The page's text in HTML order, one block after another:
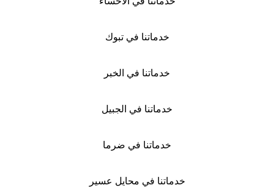
خدماتنا في تبوك
خدماتنا في الخبر
خدماتنا في الجبيل
خدماتنا في ضرما
خدماتنا في محايل عسير